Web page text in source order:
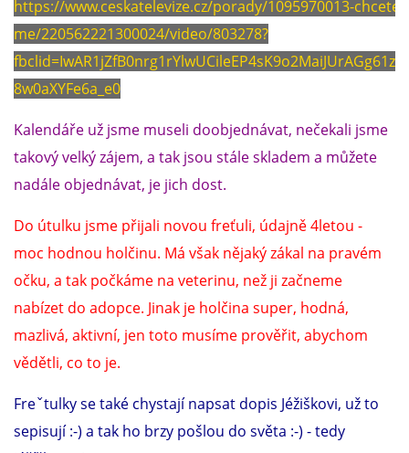
https://www.ceskatelevize.cz/porady/1095970013-chcete-
me/220562221300024/video/803278?
8w0aXYFe6a_e0
Kalendáře už jsme museli doobjednávat, nečekali jsme
takový velký zájem, a tak jsou stále skladem a můžete
nadále objednávat, je jich dost.
Do útulku jsme přijali novou freťuli, údajně 4letou -
moc hodnou holčinu. Má však nějaký zákal na pravém
očku, a tak počkáme na veterinu, než ji začneme
nabízet do adopce. Jinak je holčina super, hodná,
mazlivá, aktivní, jen toto musíme prověřit, abychom
vědětli, co to je.
Freˇtulky se také chystají napsat dopis Jéžiškovi, už to
sepisují :-) a tak ho brzy pošlou do světa :-) - tedy